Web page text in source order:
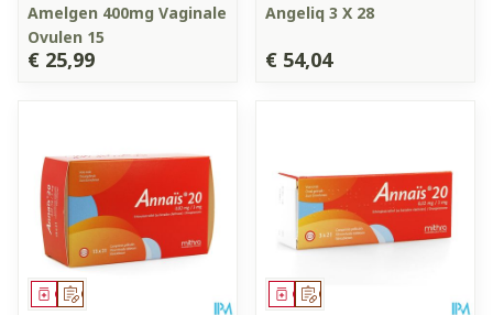
Amelgen 400mg Vaginale
Ovulen 15
€ 25,99
Angeliq 3 X 28
€ 54,04
Op voorschrift
Geneesmiddel Op voorschrift
Geneesmiddel